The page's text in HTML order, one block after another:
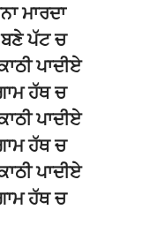
ਮਾਰਦਾ
ਪੱਟ ਚ
ਪਾਦੀਏ
ਹੱਥ ਚ
ਪਾਦੀਏ
ਹੱਥ ਚ
ਪਾਦੀਏ
ਹੱਥ ਚ